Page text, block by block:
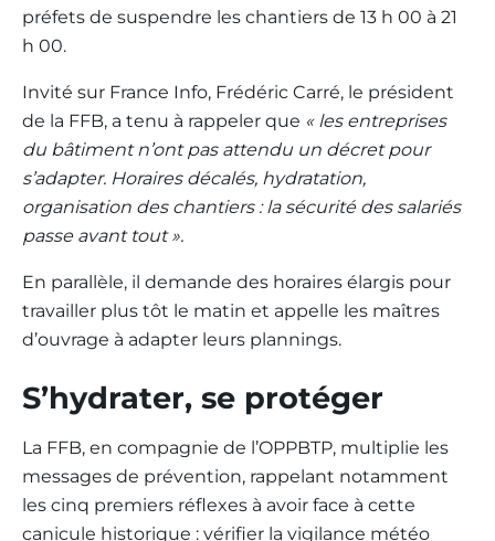
préfets de suspendre les chantiers de 13 h 00 à 21
h 00.
Invité sur France Info, Frédéric Carré, le président
de la FFB, a tenu à rappeler que « les entreprises
du bâtiment n’ont pas attendu un décret pour
s’adapter. Horaires décalés, hydratation,
organisation des chantiers : la sécurité des salariés
passe avant tout ».
En parallèle, il demande des horaires élargis pour
travailler plus tôt le matin et appelle les maîtres
d’ouvrage à adapter leurs plannings.
S’hydrater, se protéger
La FFB, en compagnie de l’OPPBTP, multiplie les
messages de prévention, rappelant notamment
les cinq premiers réflexes à avoir face à cette
canicule historique : vérifier la vigilance météo